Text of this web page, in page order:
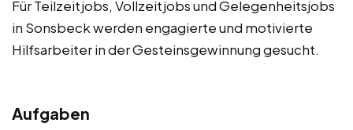
Für Teilzeitjobs, Vollzeitjobs und Gelegenheitsjobs
in Sonsbeck werden engagierte und motivierte
Hilfsarbeiter in der Gesteinsgewinnung gesucht.
Aufgaben